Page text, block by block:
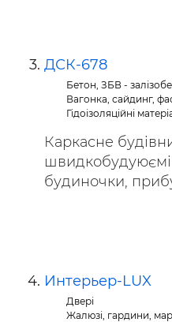
ДСК-678
Бетон, ЗБВ -
Вагонка, сайдинг,
Гідоізоляційні
Каркасне
швидкобудуюємі
будиночки,
Интерьер-LUX
Двері
Жалюзі, гардини,